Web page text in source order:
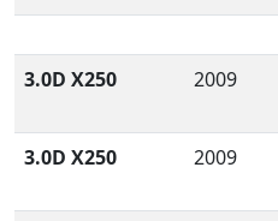
3.0D X250 2009
3.0D X250 2009